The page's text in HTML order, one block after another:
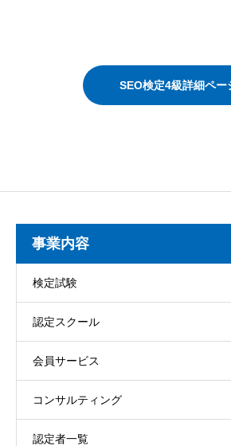
SEO検定4級詳細ペー
事業内容
検定試験
認定スクール
会員サービス
コンサルティング
認定者一覧